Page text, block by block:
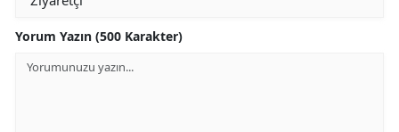
Yorum Yazın (500 Karakter)